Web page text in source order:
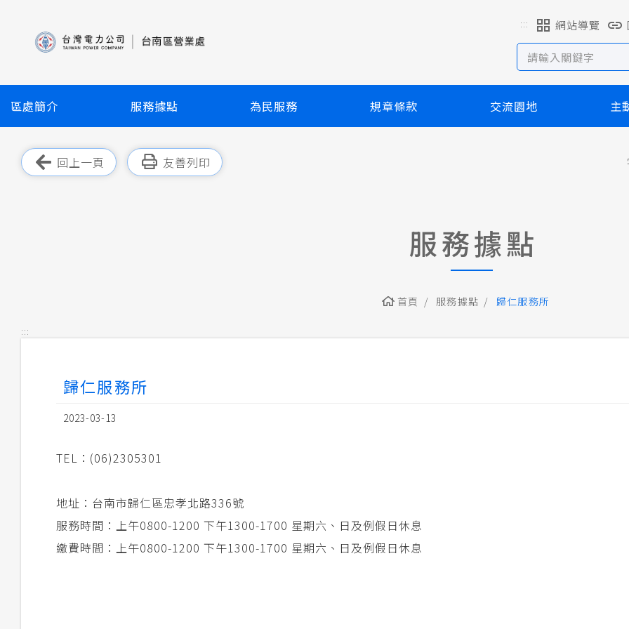
塊
::: 網站導覽
區處簡介 服務據點 為民服務 規章條款 交流園地 主
回上一頁 友善列印
服務據點
首頁 服務據點 歸仁服務所
:::
歸仁服務所
2023-03-13
TEL：(06)2305301
地址：台南市歸仁區忠孝北路336號
服務時間：上午0800-1200 下午1300-1700 星期六、日及例假日休息
繳費時間：上午0800-1200 下午1300-1700 星期六、日及例假日休息